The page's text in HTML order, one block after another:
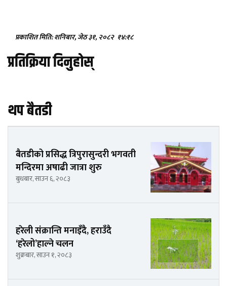
प्रकाशित मिति: शनिबार, जेठ ३१, २०८२ १४:१८
प्रतिक्रिया दिनुहोस्
थप बैतडी
बैतडीको प्रसिद्ध त्रिपुरासुन्दरी भगवती
मन्दिरमा अषाढी जात्रा शुरु
बुधबार, साउन ६, २०८३
हरेली संक्रान्ति मनाइँदै, हराउँदै
‘हरेलो’हाल्ने चलन
शुक्रबार, साउन १, २०८३